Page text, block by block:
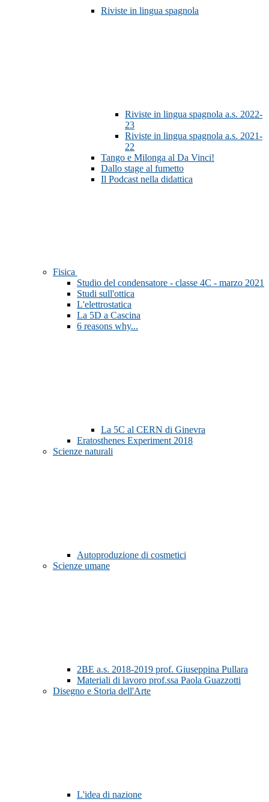
Riviste in lingua spagnola
Riviste in lingua spagnola a.s. 2022-
23
Riviste in lingua spagnola a.s. 2021-
22
Tango e Milonga al Da Vinci!
Dallo stage al fumetto
Il Podcast nella didattica
Fisica
Studio del condensatore - classe 4C - marzo 2021
Studi sull'ottica
L'elettrostatica
La 5D a Cascina
6 reasons why...
La 5C al CERN di Ginevra
Eratosthenes Experiment 2018
Scienze naturali
Autoproduzione di cosmetici
Scienze umane
2BE a.s. 2018-2019 prof. Giuseppina Pullara
Materiali di lavoro prof.ssa Paola Guazzotti
Disegno e Storia dell'Arte
L'idea di nazione